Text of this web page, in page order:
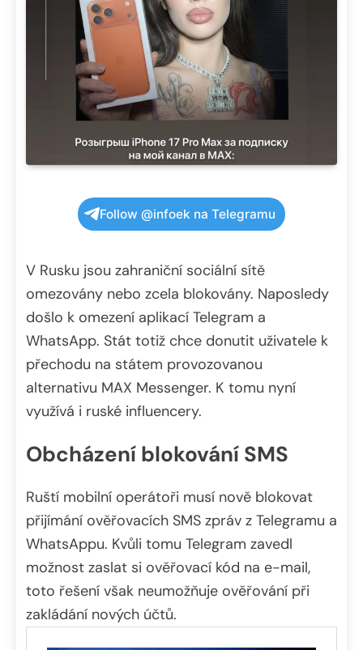
Follow @infoek na Telegramu
V Rusku jsou zahraniční sociální sítě
omezovány nebo zcela blokovány. Naposledy
došlo k omezení aplikací Telegram a
WhatsApp. Stát totiž chce donutit uživatele k
přechodu na státem provozovanou
alternativu MAX Messenger. K tomu nyní
využívá i ruské influencery.
Obcházení blokování SMS
Ruští mobilní operátoři musí nově blokovat
přijímání ověřovacích SMS zpráv z Telegramu a
WhatsAppu. Kvůli tomu Telegram zavedl
možnost zaslat si ověřovací kód na e-mail,
toto řešení však neumožňuje ověřování při
zakládání nových účtů.